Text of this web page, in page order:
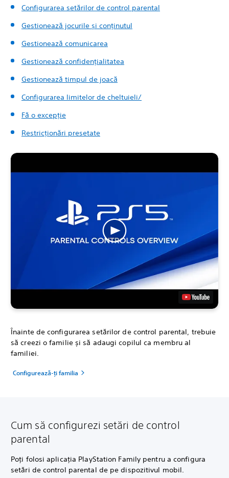
Configurarea setărilor de control parental
Gestionează jocurile și conținutul
Gestionează comunicarea
Gestionează confidențialitatea
Gestionează timpul de joacă
Configurarea limitelor de cheltuieli/
Fă o excepție
Restricționări presetate
Înainte de configurarea setărilor de control parental, trebuie
să creezi o familie și să adaugi copilul ca membru al
familiei.
Configurează-ți familia
Cum să configurezi setări de control
parental
Poți folosi aplicația PlayStation Family pentru a configura
setări de control parental de pe dispozitivul mobil.